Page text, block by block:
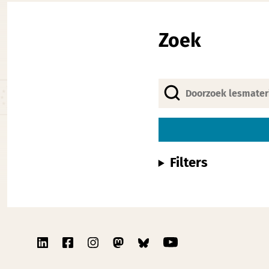
Zoek
Filters